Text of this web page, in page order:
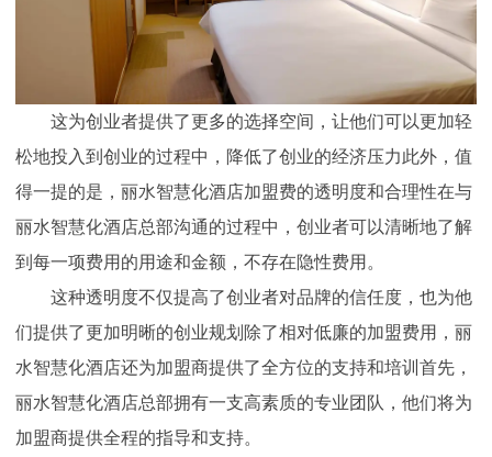
这为创业者提供了更多的选择空间，让他们可以更加轻
松地投入到创业的过程中，降低了创业的经济压力此外，值
得一提的是，丽水智慧化酒店加盟费的透明度和合理性在与
丽水智慧化酒店总部沟通的过程中，创业者可以清晰地了解
到每一项费用的用途和金额，不存在隐性费用。
这种透明度不仅提高了创业者对品牌的信任度，也为他
们提供了更加明晰的创业规划除了相对低廉的加盟费用，丽
水智慧化酒店还为加盟商提供了全方位的支持和培训首先，
丽水智慧化酒店总部拥有一支高素质的专业团队，他们将为
加盟商提供全程的指导和支持。